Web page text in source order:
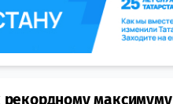
рекордному максимуму